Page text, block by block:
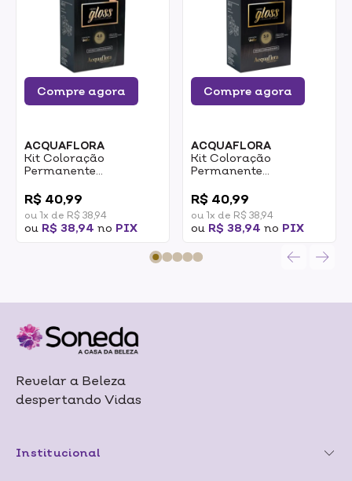
Compre agora
ACQUAFLORA
Kit Coloração
Permanente
4.0 Castanho Natural
177G
R$ 40,99
ou 1x de R$ 38,94
ou R$ 38,94 no PIX
Compre agora
ACQUAFLORA
Kit Coloração
Permanente
5.0 Castanho Claro
177G
R$ 40,99
ou 1x de R$ 38,94
ou R$ 38,94 no PIX
Revelar a Beleza
despertando Vidas
Institucional